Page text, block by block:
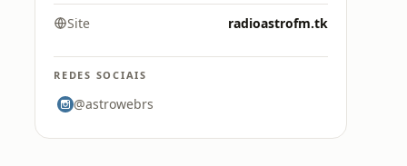
Site radioastrofm.tk
REDES SOCIAIS
@astrowebrs